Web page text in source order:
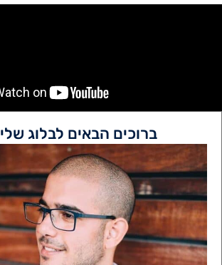
ברוכים הבאים לבלוג שלי